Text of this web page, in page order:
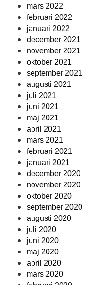
mars 2022
februari 2022
januari 2022
december 2021
november 2021
oktober 2021
september 2021
augusti 2021
juli 2021
juni 2021
maj 2021
april 2021
mars 2021
februari 2021
januari 2021
december 2020
november 2020
oktober 2020
september 2020
augusti 2020
juli 2020
juni 2020
maj 2020
april 2020
mars 2020